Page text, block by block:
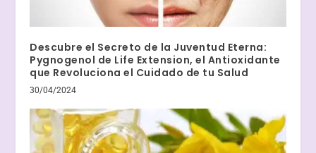
Descubre el Secreto de la Juventud Eterna:
Pygnogenol de Life Extension, el Antioxidante
que Revoluciona el Cuidado de tu Salud
30/04/2024